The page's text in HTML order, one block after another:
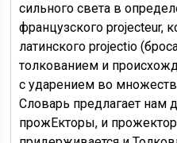
сильного света в
французского projecteur,
латинского projectio
толкованием и
с ударением во
Словарь предлагает нам
прожЕкторы, и